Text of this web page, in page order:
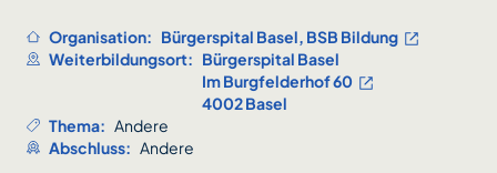
Organisation: Bürgerspital Basel, BSB Bildung
Weiterbildungsort: Bürgerspital Basel
Im Burgfelderhof 60
4002 Basel
Thema: Andere
Abschluss: Andere